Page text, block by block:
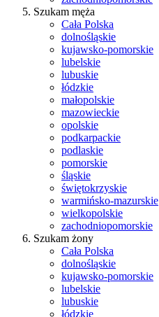
Szukam męża
Cała Polska
dolnośląskie
kujawsko-pomorskie
lubelskie
lubuskie
łódzkie
małopolskie
mazowieckie
opolskie
podkarpackie
podlaskie
pomorskie
śląskie
świętokrzyskie
warmińsko-mazurskie
wielkopolskie
zachodniopomorskie
Szukam żony
Cała Polska
dolnośląskie
kujawsko-pomorskie
lubelskie
lubuskie
łódzkie